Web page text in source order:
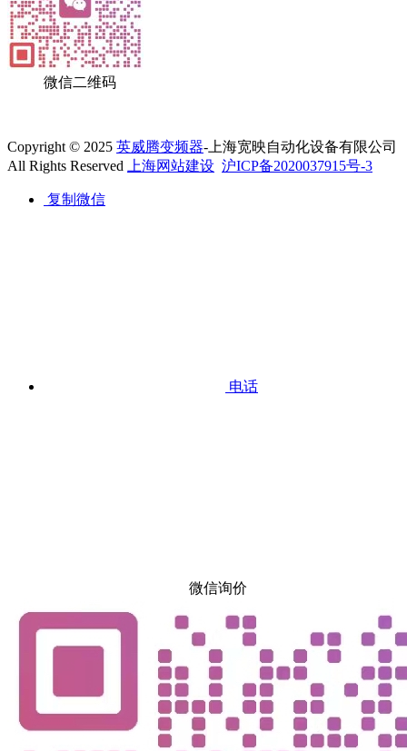
微信二维码
Copyright © 2025 英威腾变频器-上海宽映自动化设备有限公司
All Rights Reserved
上海网站建设 沪ICP备2020037915号-3
复制微信
电话
微信询价